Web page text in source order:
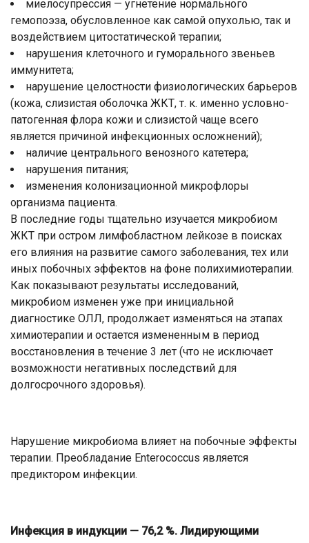
миелосупрессия — угнетение нормального
гемопоэза, обусловленное как самой опухолью, так и
воздействием цитостатической терапии;
нарушения клеточного и гуморального звеньев
иммунитета;
нарушение целостности физиологических барьеров
(кожа, слизистая оболочка ЖКТ, т. к. именно условно-
патогенная флора кожи и слизистой чаще всего
является причиной инфекционных осложнений);
наличие центрального венозного катетера;
нарушения питания;
изменения колонизационной микрофлоры
организма пациента.
В последние годы тщательно изучается микробиом
ЖКТ при остром лимфобластном лейкозе в поисках
его влияния на развитие самого заболевания, тех или
иных побочных эффектов на фоне полихимиотерапии.
Как показывают результаты исследований,
микробиом изменен уже при инициальной
диагностике ОЛЛ, продолжает изменяться на этапах
химиотерапии и остается измененным в период
восстановления в течение 3 лет (что не исключает
возможности негативных последствий для
долгосрочного здоровья).
Нарушение микробиома влияет на побочные эффекты
терапии. Преобладание Enterococcus является
предиктором инфекции.
Инфекция в индукции — 76,2 %. Лидирующими